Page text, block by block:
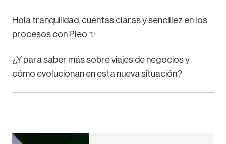
Hola tranquilidad, cuentas claras y sencillez en los
procesos con Pleo ✨
¿Y para saber más sobre viajes de negocios y
cómo evolucionan en esta nueva situación?